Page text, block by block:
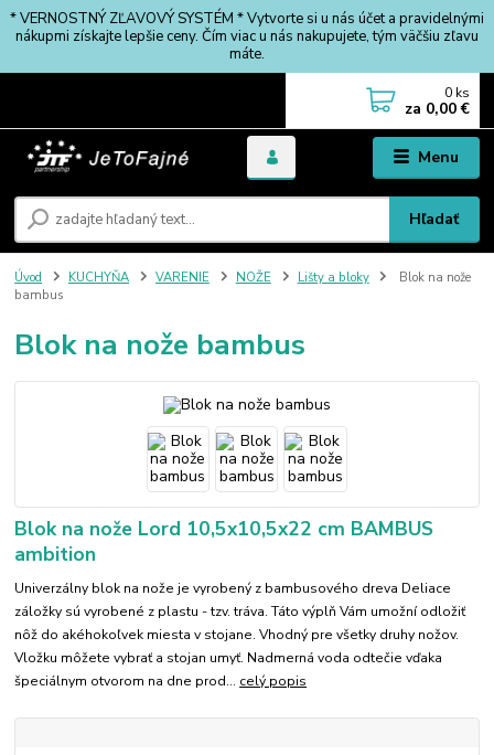
* VERNOSTNÝ ZĽAVOVÝ SYSTÉM * Vytvorte si u nás účet a pravidelnými
nákupmi získajte lepšie ceny. Čím viac u nás nakupujete, tým väčšiu zľavu
máte.
Menu
Hľadať
0 ks
za 0,00 €
Úvod KUCHYŇA VARENIE NOŽE Lišty a bloky
Blok na nože
bambus
Blok na nože bambus
Blok na nože Lord 10,5x10,5x22 cm BAMBUS
ambition
Univerzálny blok na nože je vyrobený z bambusového dreva Deliace
záložky sú vyrobené z plastu - tzv. tráva. Táto výplň Vám umožní odložiť
nôž do akéhokoľvek miesta v stojane. Vhodný pre všetky druhy nožov.
Vložku môžete vybrať a stojan umyť. Nadmerná voda odtečie vďaka
špeciálnym otvorom na dne prod... celý popis